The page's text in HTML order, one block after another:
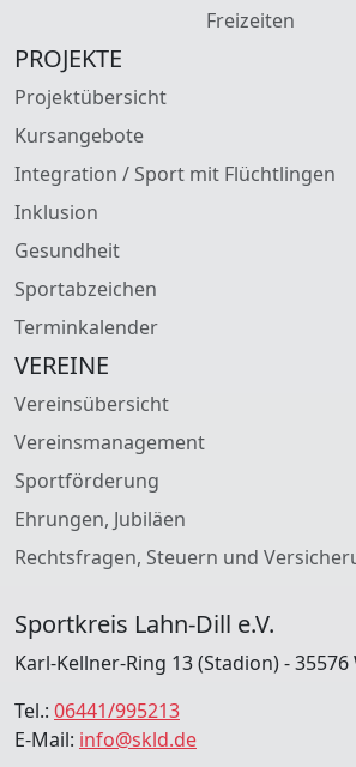
Freizeiten
PROJEKTE
Projektübersicht
Kursangebote
Integration / Sport mit Flüchtlingen
Inklusion
Gesundheit
Sportabzeichen
Terminkalender
VEREINE
Vereinsübersicht
Vereinsmanagement
Sportförderung
Ehrungen, Jubiläen
Rechtsfragen, Steuern und
Sportkreis Lahn-Dill e.V.
Karl-Kellner-Ring 13 (Stadion) -
Tel.: 06441/995213
E-Mail: info@skld.de